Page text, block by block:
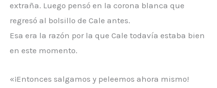
extraña. Luego pensó en la corona blanca que
regresó al bolsillo de Cale antes.
Esa era la razón por la que Cale todavía estaba bien
en este momento.
«¡Entonces salgamos y peleemos ahora mismo!